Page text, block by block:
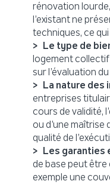
rénovation
l’existant ne
techniques, ce
Le type de
logement collectif
sur l’évaluation
La nature des
entreprises
cours de validité,
ou d’une maîtrise
qualité de
Les garanties
de base peut
exemple une